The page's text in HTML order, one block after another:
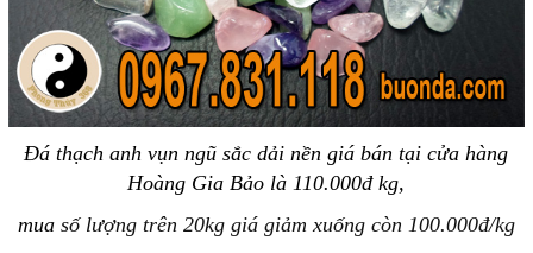
Đá thạch anh vụn ngũ sắc dải nền giá bán tại cửa hàng
Hoàng Gia Bảo là 110.000đ kg,
mua số lượng trên 20kg giá giảm xuống còn 100.000đ/kg